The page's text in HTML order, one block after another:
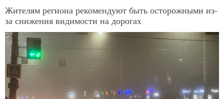
Жителям региона рекомендуют быть осторожными из-
за снижения видимости на дорогах